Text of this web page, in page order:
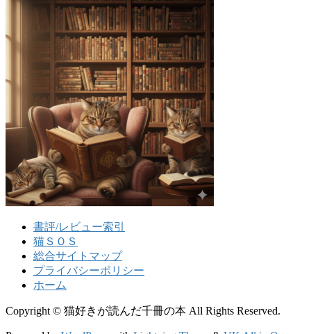
書評/レビュー索引
猫ＳＯＳ
総合サイトマップ
プライバシーポリシー
ホーム
Copyright © 猫好きが読んだ千冊の本 All Rights Reserved.